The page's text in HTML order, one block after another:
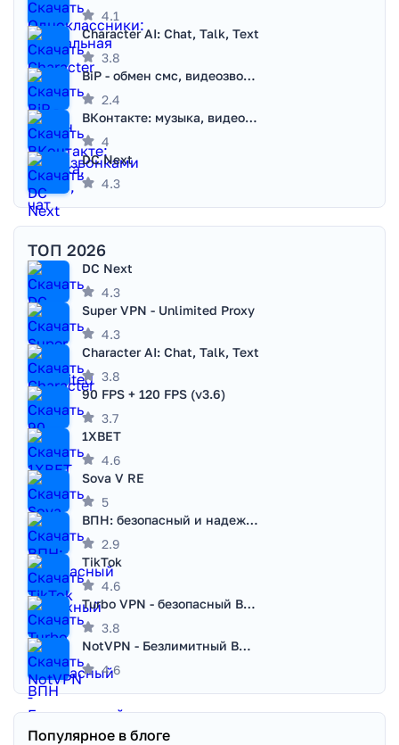
4.1
Character AI: Chat, Talk, Text
3.8
BiP - обмен смс, видеозвонками
2.4
ВКонтакте: музыка, видео, чат
4
DC Next
4.3
ТОП 2026
DC Next
4.3
Super VPN - Unlimited Proxy
4.3
Character AI: Chat, Talk, Text
3.8
90 FPS + 120 FPS (v3.6)
3.7
1XBET
4.6
Sova V RE
5
ВПН: безопасный и надежный VPN
2.9
TikTok
4.6
Turbo VPN - безопасный ВПН
3.8
NotVPN - Безлимитный ВПН | VPN
4.6
Популярное в блоге